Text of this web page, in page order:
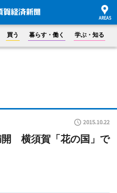
買う 暮らす・働く 学ぶ・知る
2015.10.22
開 横須賀「花の国」で